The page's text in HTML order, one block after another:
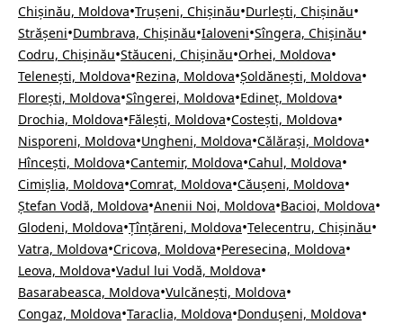
Chișinău, Moldova•Trușeni, Chișinău•Durlești, Chișinău•
Strășeni•Dumbrava, Chișinău•Ialoveni•Sîngera, Chișinău•
Codru, Chișinău•Stăuceni, Chișinău•Orhei, Moldova•
Telenești, Moldova•Rezina, Moldova•Șoldănești, Moldova•
Florești, Moldova•Sîngerei, Moldova•Edineț, Moldova•
Drochia, Moldova•Fălești, Moldova•Costești, Moldova•
Nisporeni, Moldova•Ungheni, Moldova•Călărași, Moldova•
Hîncești, Moldova•Cantemir, Moldova•Cahul, Moldova•
Cimișlia, Moldova•Comrat, Moldova•Căușeni, Moldova•
Ștefan Vodă, Moldova•Anenii Noi, Moldova•Bacioi, Moldova•
Glodeni, Moldova•Țînțăreni, Moldova•Telecentru, Chișinău•
Vatra, Moldova•Cricova, Moldova•Peresecina, Moldova•
Leova, Moldova•Vadul lui Vodă, Moldova•
Basarabeasca, Moldova•Vulcănești, Moldova•
Congaz, Moldova•Taraclia, Moldova•Dondușeni, Moldova•